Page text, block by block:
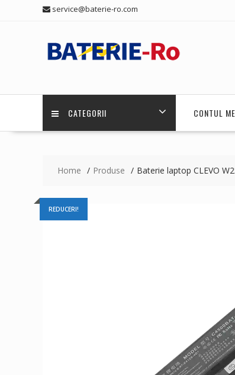
service@baterie-ro.com
CATEGORII CONTUL
Home Produse Baterie laptop CLEVO
REDUCERI!